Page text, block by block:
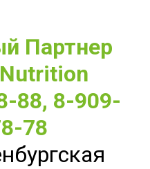
Партнер
88, 8-909-
78